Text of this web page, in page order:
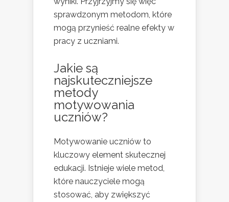
sprawdzonym metodom, które
mogą przynieść realne efekty w
pracy z uczniami.
Jakie są
najskuteczniejsze
metody
motywowania
uczniów?
Motywowanie uczniów to
kluczowy element skutecznej
edukacji. Istnieje wiele metod,
które nauczyciele mogą
stosować, aby zwiększyć